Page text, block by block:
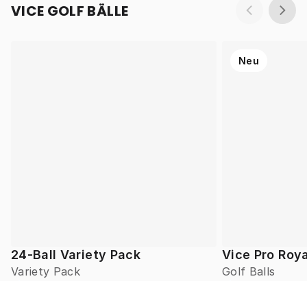
VICE GOLF BÄLLE
24-Ball Variety Pack
Variety Pack
Vice Pro
Golf Balls
Neu